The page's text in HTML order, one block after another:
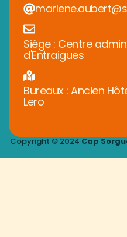
Siège : Centre
d'Entraigues
Bureaux : Ancien
Lero
Copyright © 2024 Cap